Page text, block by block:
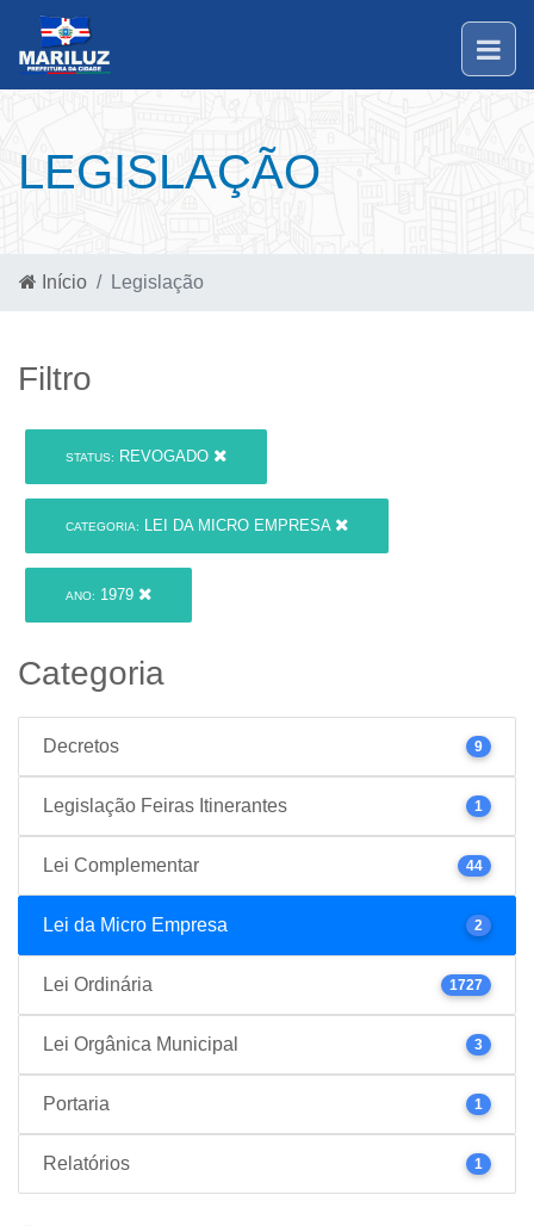
LEGISLAÇÃO
Início Legislação
Filtro
STATUS: REVOGADO
CATEGORIA: LEI DA MICRO EMPRESA
ANO: 1979
Categoria
Decretos 9
Legislação Feiras Itinerantes 1
Lei Complementar 44
Lei da Micro Empresa 2
Lei Ordinária 1727
Lei Orgânica Municipal 3
Portaria 1
Relatórios 1